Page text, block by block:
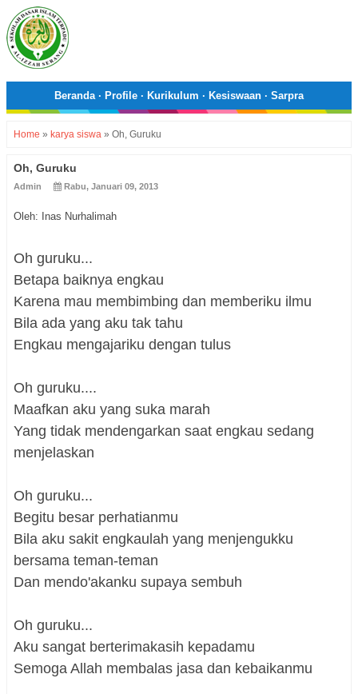
Beranda· Profile · Kurikulum · Kesiswaan · Sarpra
Home » karya siswa » Oh, Guruku
Oh, Guruku
Admin Rabu, Januari 09, 2013
Oleh: Inas Nurhalimah
Oh guruku...
Betapa baiknya engkau
Karena mau membimbing dan memberiku ilmu
Bila ada yang aku tak tahu
Engkau mengajariku dengan tulus
Oh guruku....
Maafkan aku yang suka marah
Yang tidak mendengarkan saat engkau sedang
menjelaskan
Oh guruku...
Begitu besar perhatianmu
Bila aku sakit engkaulah yang menjengukku
bersama teman-teman
Dan mendo'akanku supaya sembuh
Oh guruku...
Aku sangat berterimakasih kepadamu
Semoga Allah membalas jasa dan kebaikanmu